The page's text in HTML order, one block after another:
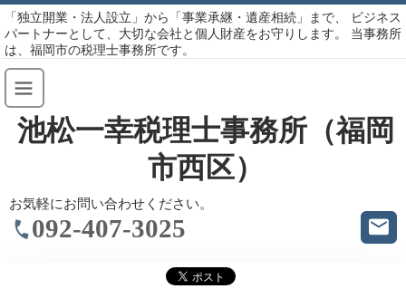
「独立開業・法人設立」から「事業承継・遺産相続」まで、 ビジネス
パートナーとして、大切な会社と個人財産をお守りします。 当事務所
は、福岡市の税理士事務所です。
池松一幸税理士事務所（福岡
市西区）
お気軽にお問い合わせください。
092-407-3025